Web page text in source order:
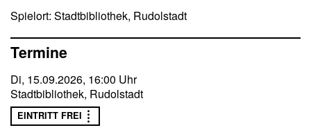
Spielort: Stadtbibliothek, Rudolstadt
Termine
Di, 15.09.2026, 16:00 Uhr
Stadtbibliothek, Rudolstadt
EINTRITT FREI